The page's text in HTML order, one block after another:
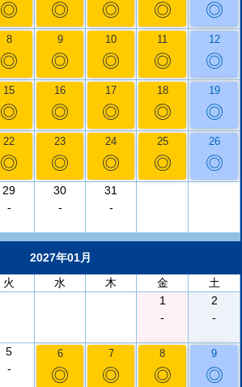
◎ ◎ ◎ ◎ ◎
8
◎
9
◎
10
◎
11
◎
12
◎
15
◎
16
◎
17
◎
18
◎
19
◎
22
◎
23
◎
24
◎
25
◎
26
◎
29
-
30
-
31
-
2027年01月
火 水 木 金
土
1
-
2
-
5
-
6
◎
7
◎
8
◎
9
◎